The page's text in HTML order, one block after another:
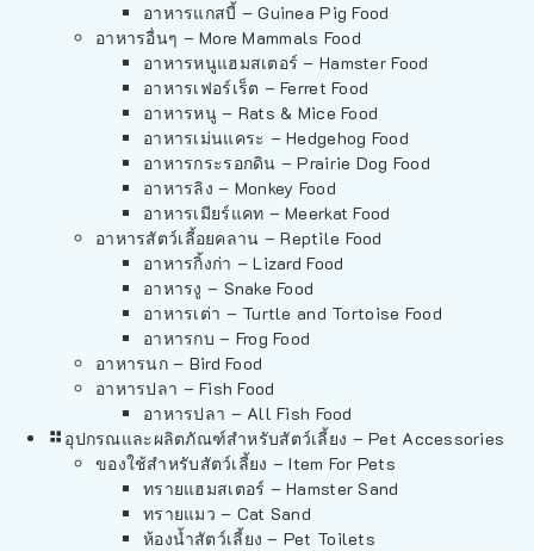
อาหารแกสบี้ – Guinea Pig Food
อาหารอื่นๆ – More Mammals Food
อาหารหนูแฮมสเตอร์ – Hamster Food
อาหารเฟอร์เร็ต – Ferret Food
อาหารหนู – Rats & Mice Food
อาหารเม่นแคระ – Hedgehog Food
อาหารกระรอกดิน – Prairie Dog Food
อาหารลิง – Monkey Food
อาหารเมียร์แคท – Meerkat Food
อาหารสัตว์เลี้อยคลาน – Reptile Food
อาหารกิ้งก่า – Lizard Food
อาหารงู – Snake Food
อาหารเต่า – Turtle and Tortoise Food
อาหารกบ – Frog Food
อาหารนก – Bird Food
อาหารปลา – Fish Food
อาหารปลา – All Fish Food
อุปกรณและผลิตภัณฑ์สำหรับสัตว์เลี้ยง – Pet Accessories
ของใช้สำหรับสัตว์เลี้ยง – Item For Pets
ทรายแฮมสเตอร์ – Hamster Sand
ทรายแมว – Cat Sand
ห้องน้ำสัตว์เลี้ยง – Pet Toilets